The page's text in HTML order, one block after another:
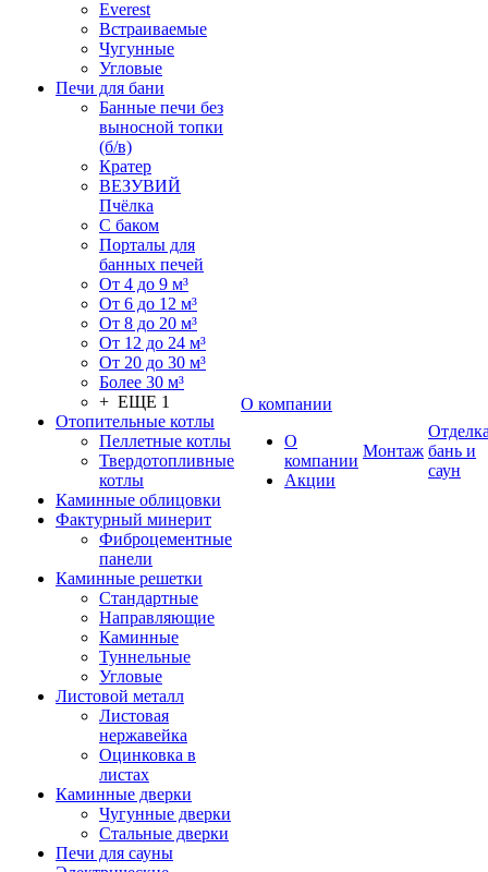
Everest
Встраиваемые
Чугунные
Угловые
Печи для бани
Банные печи без
выносной топки
(б/в)
Кратер
ВЕЗУВИЙ
Пчёлка
С баком
Порталы для
банных печей
От 4 до 9 м³
От 6 до 12 м³
От 8 до 20 м³
От 12 до 24 м³
От 20 до 30 м³
Более 30 м³
+ ЕЩЕ 1
Отопительные котлы
Пеллетные котлы
Твердотопливные
котлы
Каминные облицовки
Фактурный минерит
Фиброцементные
панели
Каминные решетки
Стандартные
Направляющие
Каминные
Туннельные
Угловые
Листовой металл
Листовая
нержавейка
Оцинковка в
листах
Каминные дверки
Чугунные дверки
Стальные дверки
Печи для сауны
О компании
О
компании
Акции
Монтаж бань и
саун